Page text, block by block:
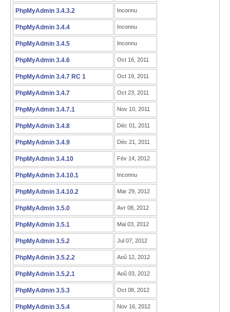
PhpMyAdmin 3.4.3.2 Inconnu
PhpMyAdmin 3.4.4 Inconnu
PhpMyAdmin 3.4.5 Inconnu
PhpMyAdmin 3.4.6 Oct 16, 2011
PhpMyAdmin 3.4.7 RC 1 Oct 19, 2011
PhpMyAdmin 3.4.7 Oct 23, 2011
PhpMyAdmin 3.4.7.1 Nov 10, 2011
PhpMyAdmin 3.4.8 Déc 01, 2011
PhpMyAdmin 3.4.9 Déc 21, 2011
PhpMyAdmin 3.4.10 Fév 14, 2012
PhpMyAdmin 3.4.10.1 Inconnu
PhpMyAdmin 3.4.10.2 Mar 29, 2012
PhpMyAdmin 3.5.0 Avr 08, 2012
PhpMyAdmin 3.5.1 Mai 03, 2012
PhpMyAdmin 3.5.2 Jul 07, 2012
PhpMyAdmin 3.5.2.2 Aoû 12, 2012
PhpMyAdmin 3.5.2.1 Aoû 03, 2012
PhpMyAdmin 3.5.3 Oct 08, 2012
PhpMyAdmin 3.5.4 Nov 16, 2012